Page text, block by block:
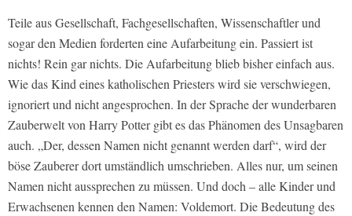
Teile aus Gesellschaft, Fachgesellschaften, Wissenschaftler und
sogar den Medien forderten eine Aufarbeitung ein. Passiert ist
nichts! Rein gar nichts. Die Aufarbeitung blieb bisher einfach aus.
Wie das Kind eines katholischen Priesters wird sie verschwiegen,
ignoriert und nicht angesprochen. In der Sprache der wunderbaren
Zauberwelt von Harry Potter gibt es das Phänomen des Unsagbaren
auch. „Der, dessen Namen nicht genannt werden darf“, wird der
böse Zauberer dort umständlich umschrieben. Alles nur, um seinen
Namen nicht aussprechen zu müssen. Und doch – alle Kinder und
Erwachsenen kennen den Namen: Voldemort. Die Bedeutung des